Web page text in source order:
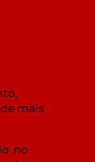
mais
no